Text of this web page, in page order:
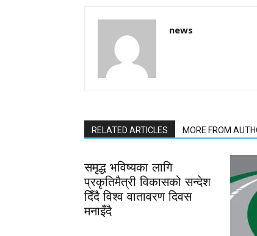
news
RELATED ARTICLES MORE FROM
समृद्ध भविष्यका लागि
प्रकृतिमैत्री विकासको सन्देश
दिँदै विश्व वातावरण दिवस
मनाइँदै